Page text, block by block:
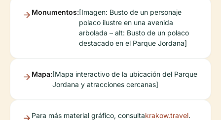
Monumentos:[Imagen: Busto de un personaje
polaco ilustre en una avenida
arbolada – alt: Busto de un polaco
destacado en el Parque Jordana]
Mapa:[Mapa interactivo de la ubicación del Parque
Jordana y atracciones cercanas]
Para más material gráfico, consultakrakow.travel.